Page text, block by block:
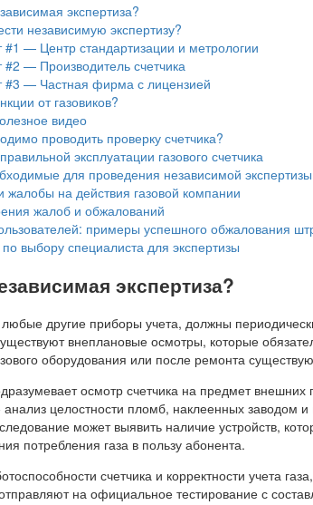
экспертиза?
независимую экспертизу?
#1 — Центр стандартизации и метрологии
#2 — Производитель счетчика
#3 — Частная фирма с лицензией
от газовиков?
видео
проводить проверку счетчика?
эксплуатации газового счетчика
для проведения независимой экспертизы
на действия газовой компании
жалоб и обжалований
примеры успешного обжалования
выбору специалиста для экспертизы
экспертиза?
любые другие приборы учета, должны
внеплановые осмотры, которые
оборудования или после ремонта
осмотр счетчика на предмет внешних
целостности пломб, наклеенных заводом и
может выявить наличие устройств,
потребления газа в пользу абонента.
счетчика и корректности учета
на официальное тестирование с